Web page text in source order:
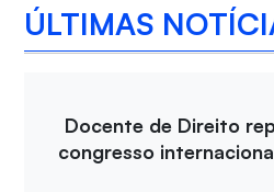
ÚLTIMAS
Docente de Direito
congresso